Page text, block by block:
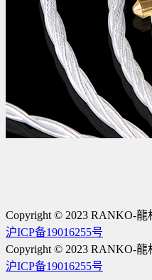
Copyright © 2023 RANKO-龍
沪ICP备19016255号
Copyright © 2023 RANKO-龍
沪ICP备19016255号